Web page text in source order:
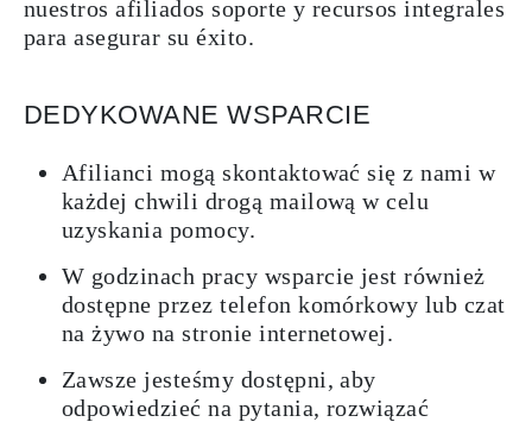
nuestros afiliados soporte y recursos integrales
para asegurar su éxito.
DEDYKOWANE WSPARCIE
Afilianci mogą skontaktować się z nami w
każdej chwili drogą mailową w celu
uzyskania pomocy.
W godzinach pracy wsparcie jest również
dostępne przez telefon komórkowy lub czat
na żywo na stronie internetowej.
Zawsze jesteśmy dostępni, aby
odpowiedzieć na pytania, rozwiązać